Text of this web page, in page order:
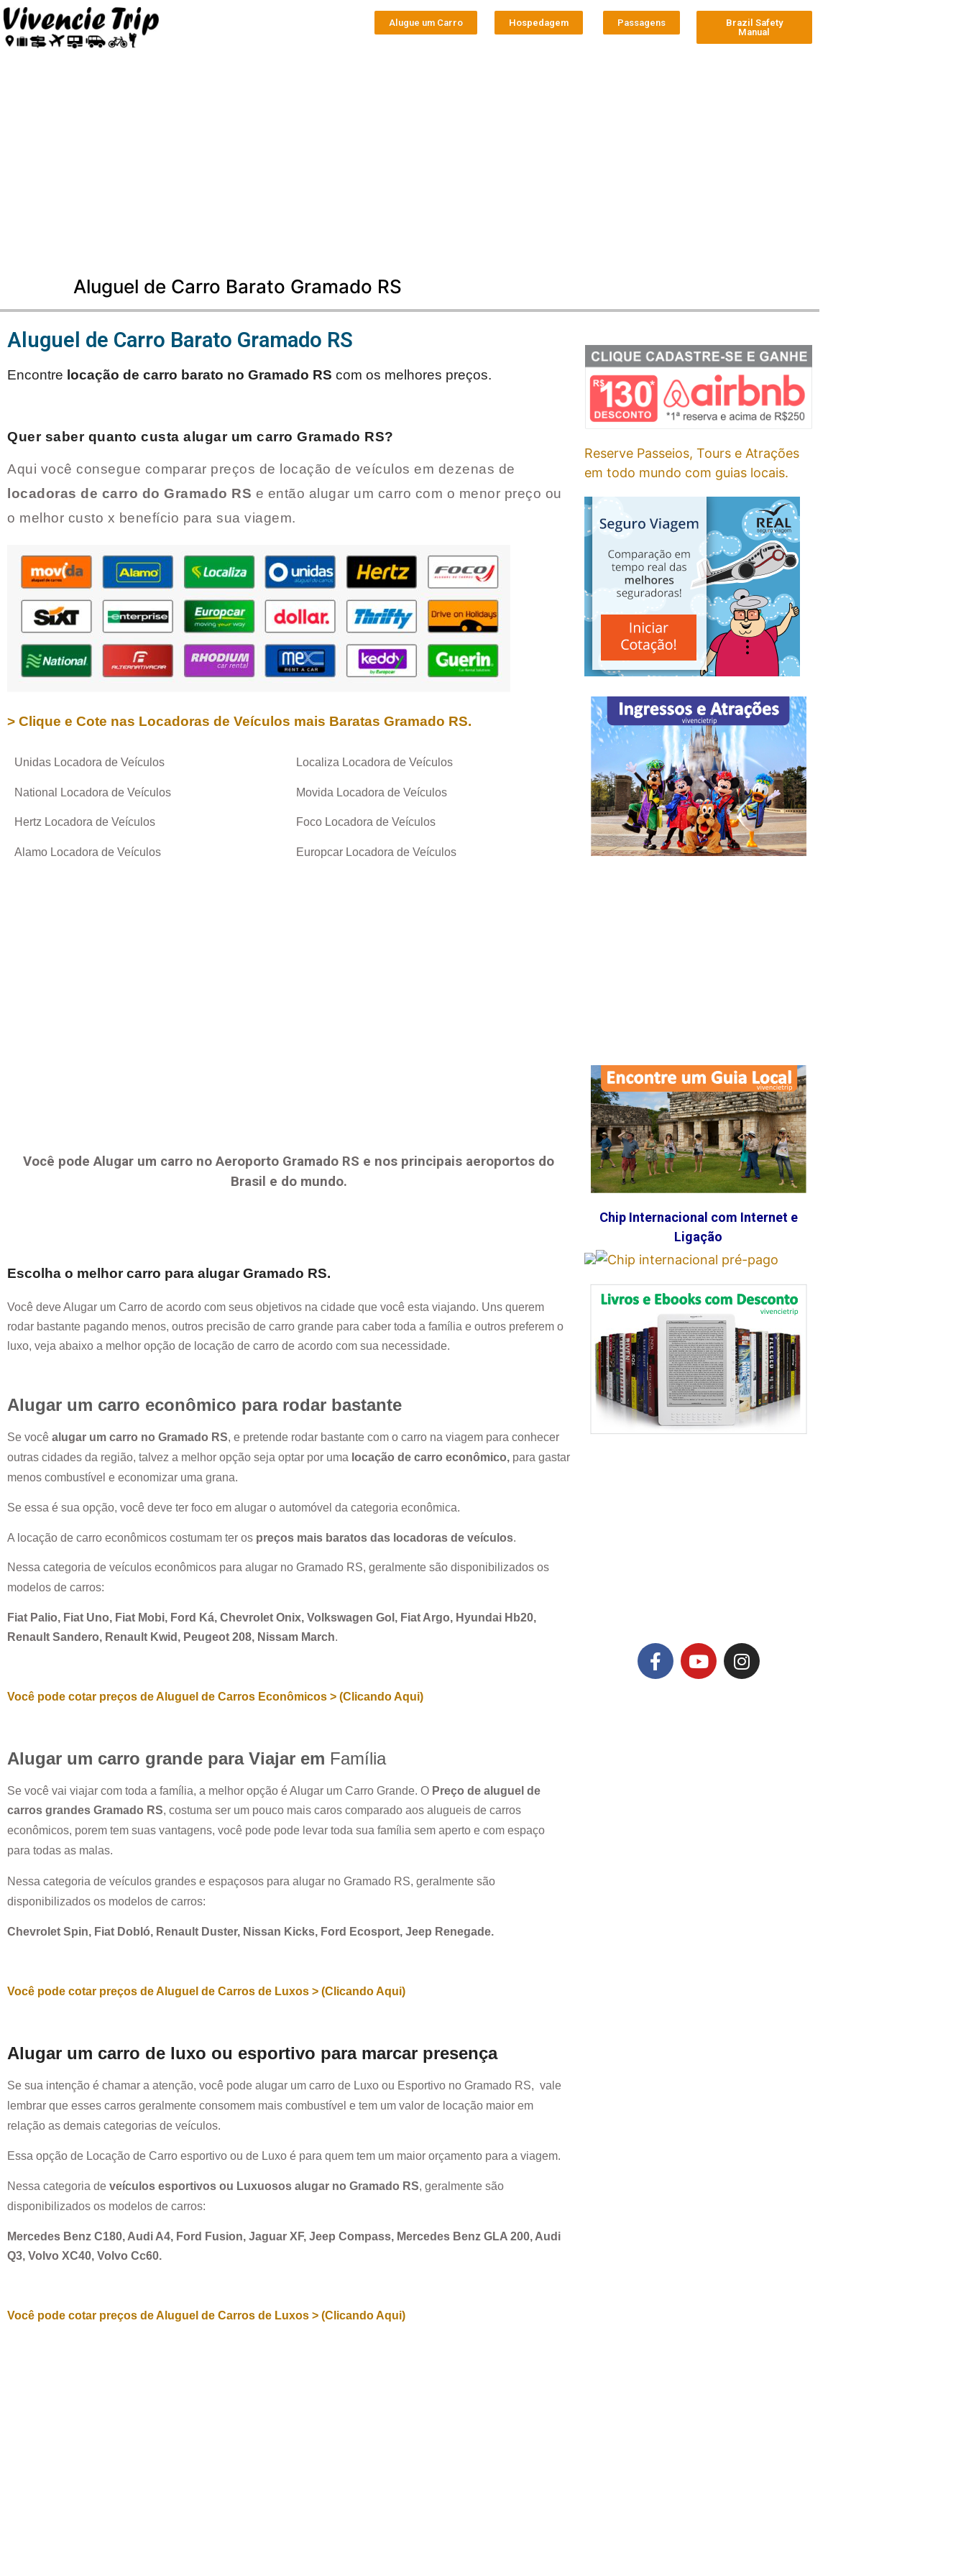
Alugue um Carro Hospedagem Passagens
Brazil Safety
Manual
Aluguel de Carro Barato Gramado RS
Aluguel de Carro Barato Gramado RS
Encontre locação de carro barato no Gramado RS com os melhores preços.
Quer saber quanto custa alugar um carro Gramado RS?
Aqui você consegue comparar preços de locação de veículos em dezenas de
locadoras de carro do Gramado RS e então alugar um carro com o menor preço ou
o melhor custo x benefício para sua viagem.
> Clique e Cote nas Locadoras de Veículos mais Baratas Gramado RS.
Unidas Locadora de Veículos
National Locadora de Veículos
Hertz Locadora de Veículos
Alamo Locadora de Veículos
Localiza Locadora de Veículos
Movida Locadora de Veículos
Foco Locadora de Veículos
Europcar Locadora de Veículos
Você pode Alugar um carro no Aeroporto Gramado RS e nos principais aeroportos do
Brasil e do mundo.
Escolha o melhor carro para alugarGramado RS.
Você deve Alugar um Carro de acordo com seus objetivos na cidade que você esta viajando. Uns querem
rodar bastante pagando menos, outros precisão de carro grande para caber toda a família e outros preferem o
luxo, veja abaixo a melhor opção de locação de carro de acordo com sua necessidade.
Alugar um carro econômico para rodar bastante
Se você alugar um carro no Gramado RS, e pretende rodar bastante com o carro na viagem para conhecer
outras cidades da região, talvez a melhor opção seja optar por uma locação de carro econômico, para gastar
menos combustível e economizar uma grana.
Se essa é sua opção, você deve ter foco em alugar o automóvel da categoria econômica.
A locação de carro econômicos costumam ter os preços mais baratos das locadoras de veículos.
Nessa categoria de veículos econômicos para alugar no Gramado RS, geralmente são disponibilizados os
modelos de carros:
Fiat Palio, Fiat Uno, Fiat Mobi, Ford Ká, Chevrolet Onix, Volkswagen Gol, Fiat Argo, Hyundai Hb20,
Renault Sandero, Renault Kwid, Peugeot 208, Nissam March.
Você pode cotar preços de Aluguel de Carros Econômicos > (Clicando Aqui)
Alugar um carro grande para Viajar em Família
Se você vai viajar com toda a família, a melhor opção é Alugar um Carro Grande. O Preço de aluguel de
carros grandes Gramado RS, costuma ser um pouco mais caros comparado aos alugueis de carros
econômicos, porem tem suas vantagens, você pode pode levar toda sua família sem aperto e com espaço
para todas as malas.
Nessa categoria de veículos grandes e espaçosos para alugar no Gramado RS, geralmente são
disponibilizados os modelos de carros:
Chevrolet Spin, Fiat Dobló, Renault Duster, Nissan Kicks, Ford Ecosport, Jeep Renegade.
Você pode cotar preços de Aluguel de Carros de Luxos > (Clicando Aqui)
Alugar um carro de luxo ou esportivo para marcar presença
Se sua intenção é chamar a atenção, você pode alugar um carro de Luxo ou Esportivo no Gramado RS, vale
lembrar que esses carros geralmente consomem mais combustível e tem um valor de locação maior em
relação as demais categorias de veículos.
Essa opção de Locação de Carro esportivo ou de Luxo é para quem tem um maior orçamento para a viagem.
Nessa categoria de veículos esportivos ou Luxuosos alugar no Gramado RS, geralmente são
disponibilizados os modelos de carros:
Mercedes Benz C180, Audi A4, Ford Fusion, Jaguar XF, Jeep Compass, Mercedes Benz GLA 200, Audi
Q3, Volvo XC40, Volvo Cc60.
Você pode cotar preços de Aluguel de Carros de Luxos > (Clicando Aqui)
Reserve Passeios, Tours e Atrações
em todo mundo com guias locais.
Chip Internacional com Internet e
Ligação